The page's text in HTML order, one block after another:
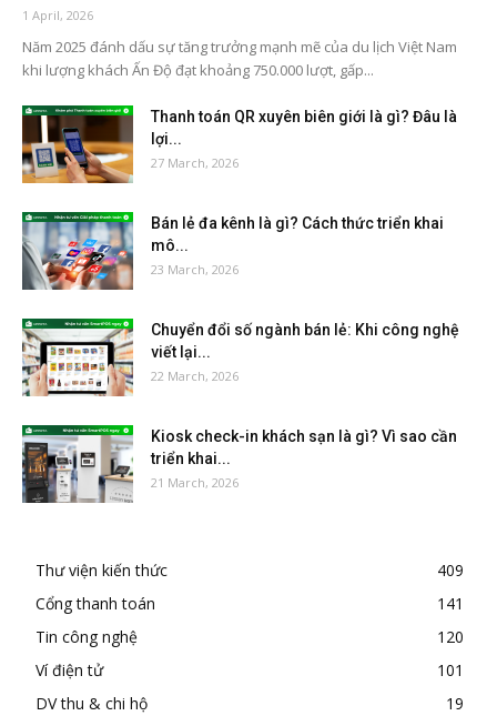
1 April, 2026
Năm 2025 đánh dấu sự tăng trưởng mạnh mẽ của du lịch Việt Nam
khi lượng khách Ấn Độ đạt khoảng 750.000 lượt, gấp...
Thanh toán QR xuyên biên giới là gì? Đâu là
lợi...
27 March, 2026
Bán lẻ đa kênh là gì? Cách thức triển khai
mô...
23 March, 2026
Chuyển đổi số ngành bán lẻ: Khi công nghệ
viết lại...
22 March, 2026
Kiosk check-in khách sạn là gì? Vì sao cần
triển khai...
21 March, 2026
Thư viện kiến thức
409
Cổng thanh toán
141
Tin công nghệ
120
Ví điện tử
101
DV thu & chi hộ
19